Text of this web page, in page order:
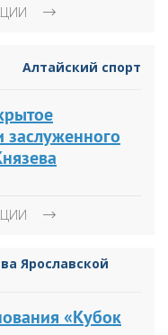
Алтайский спорт
заслуженного
Ярославской
«Кубок